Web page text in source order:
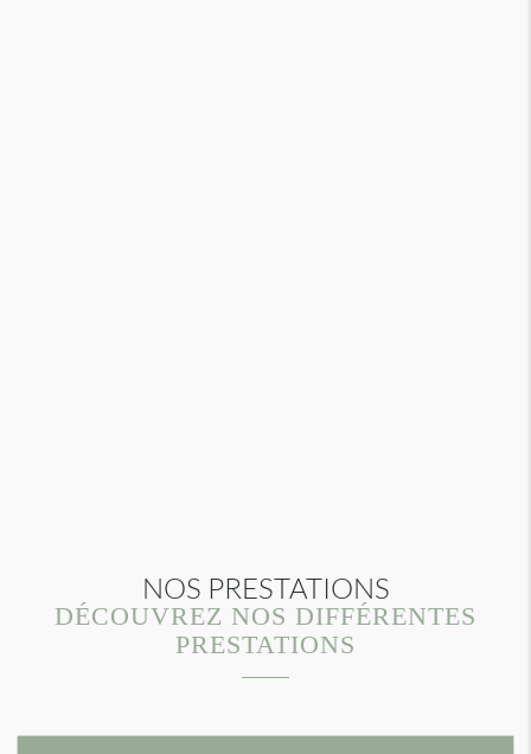
NOS PRESTATIONS
DÉCOUVREZ NOS DIFFÉRENTES
PRESTATIONS